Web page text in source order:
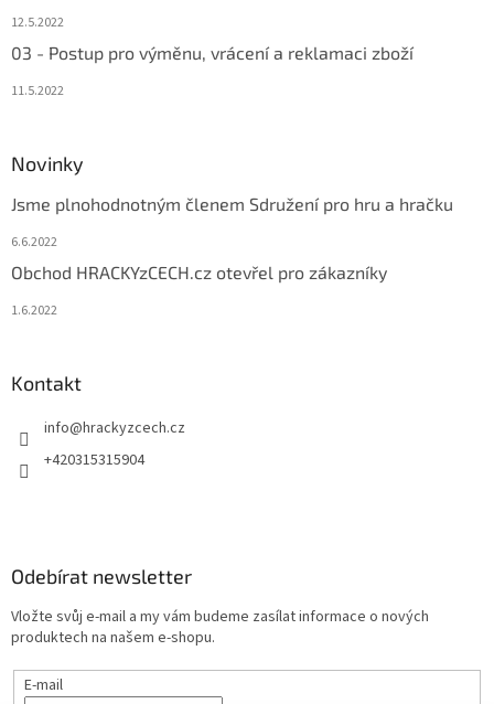
12.5.2022
03 - Postup pro výměnu, vrácení a reklamaci zboží
11.5.2022
Novinky
Jsme plnohodnotným členem Sdružení pro hru a hračku
6.6.2022
Obchod HRACKYzCECH.cz otevřel pro zákazníky
1.6.2022
Kontakt
info@hrackyzcech.cz
+420315315904
Odebírat newsletter
Vložte svůj e-mail a my vám budeme zasílat informace o nových
produktech na našem e-shopu.
E-mail